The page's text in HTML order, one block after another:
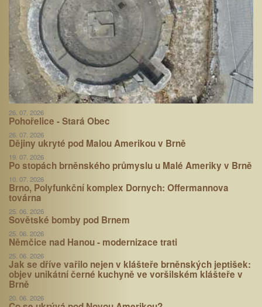
26. 07. 2026
Pohořelice - Stará Obec
26. 07. 2026
Dějiny ukryté pod Malou Amerikou v Brně
19. 07. 2026
Po stopách brněnského průmyslu u Malé Ameriky v Brně
10. 07. 2026
Brno, Polyfunkční komplex Dornych: Offermannova
továrna
25. 06. 2026
Sovětské bomby pod Brnem
25. 06. 2026
Němčice nad Hanou - modernizace trati
25. 06. 2026
Jak se dříve vařilo nejen v klášteře brněnských jeptišek:
objev unikátní černé kuchyně ve voršilském klášteře v
Brně
20. 06. 2026